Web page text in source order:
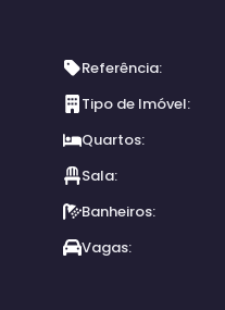
Referência:
Tipo de Imóvel:
Quartos:
Sala:
Banheiros:
Vagas: